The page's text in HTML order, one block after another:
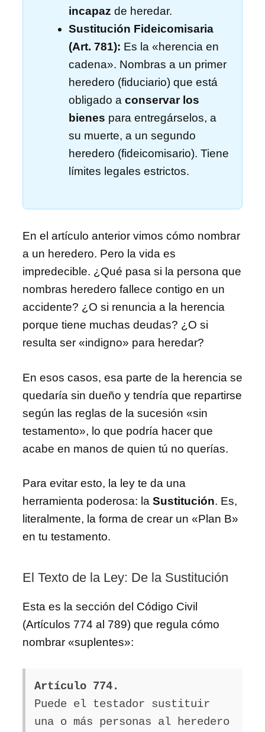
incapaz de heredar.
Sustitución Fideicomisaria
(Art. 781): Es la «herencia en
cadena». Nombras a un primer
heredero (fiduciario) que está
obligado a conservar los
bienes para entregárselos, a
su muerte, a un segundo
heredero (fideicomisario). Tiene
límites legales estrictos.
En el artículo anterior vimos cómo nombrar
a un heredero. Pero la vida es
impredecible. ¿Qué pasa si la persona que
nombras heredero fallece contigo en un
accidente? ¿O si renuncia a la herencia
porque tiene muchas deudas? ¿O si
resulta ser «indigno» para heredar?
En esos casos, esa parte de la herencia se
quedaría sin dueño y tendría que repartirse
según las reglas de la sucesión «sin
testamento», lo que podría hacer que
acabe en manos de quien tú no querías.
Para evitar esto, la ley te da una
herramienta poderosa: la Sustitución. Es,
literalmente, la forma de crear un «Plan B»
en tu testamento.
El Texto de la Ley: De la Sustitución
Esta es la sección del Código Civil
(Artículos 774 al 789) que regula cómo
nombrar «suplentes»:
Artículo 774.
Puede el testador sustituir
una o más personas al heredero